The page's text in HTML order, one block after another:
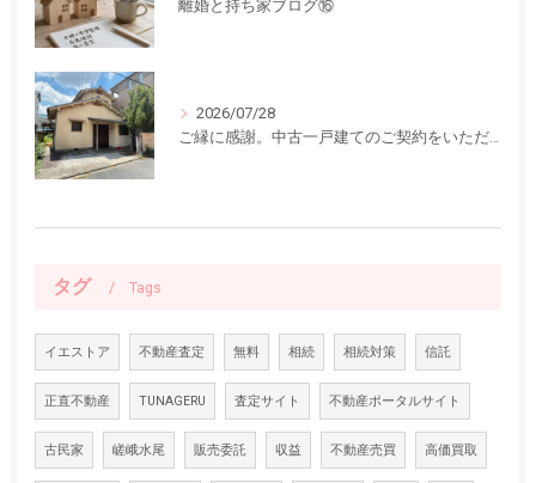
離婚と持ち家ブログ⑯
2026/07/28
ご縁に感謝。中古一戸建てのご契約をいただきました
タグ Tags
イエストア 不動産査定 無料 相続 相続対策 信託
正直不動産 TUNAGERU 査定サイト 不動産ポータルサイト
古民家 嵯峨水尾 販売委託 収益 不動産売買 高価買取